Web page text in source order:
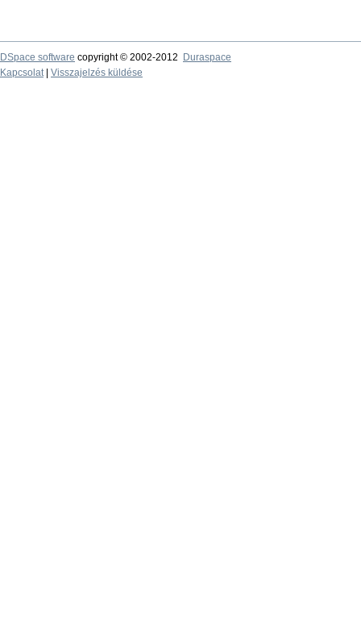
DSpace software copyright © 2002-2012
Duraspace
Kapcsolat| Visszajelzés küldése